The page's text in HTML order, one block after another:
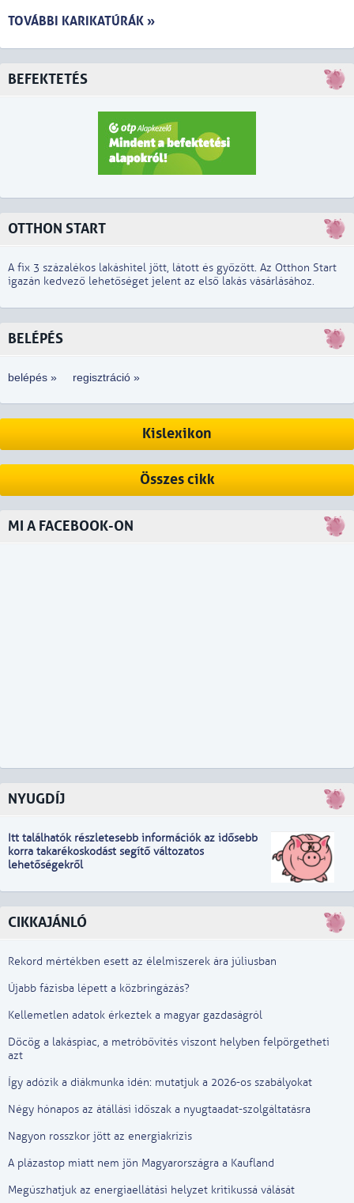
TOVÁBBI KARIKATÚRÁK »
BEFEKTETÉS
OTTHON START
A fix 3 százalékos lakáshitel jött, látott és győzött. Az Otthon Start
igazán kedvező lehetőséget jelent az első lakás vásárlásához.
BELÉPÉS
belépés » regisztráció »
Kislexikon
Összes cikk
MI A FACEBOOK-ON
NYUGDÍJ
Itt találhatók részletesebb információkaz idősebb
korra takarékoskodást segítő változatos
lehetőségekről
CIKKAJÁNLÓ
Rekord mértékben esett az élelmiszerek ára júliusban
Újabb fázisba lépett a közbringázás?
Kellemetlen adatok érkeztek a magyar gazdaságról
Döcög a lakáspiac, a metróbővítés viszont helyben felpörgetheti
azt
Így adózik a diákmunka idén: mutatjuk a 2026-os szabályokat
Négy hónapos az átállási időszak a nyugtaadat-szolgáltatásra
Nagyon rosszkor jött az energiakrízis
A plázastop miatt nem jön Magyarországra a Kaufland
Megúszhatjuk az energiaellátási helyzet kritikussá válását